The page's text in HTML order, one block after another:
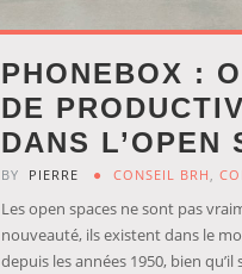
PHONEBOX :
DE
DANS L’OPEN
BY PIERRE CONSEIL BRH ,
Les open spaces ne sont pas
nouveauté, ils existent dans le
depuis les années 1950, bien qu’il